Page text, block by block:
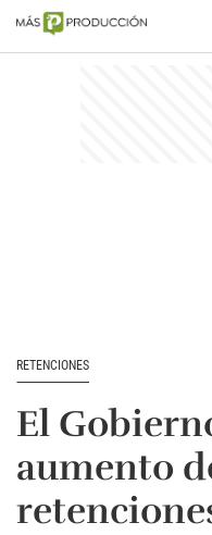
RETENCIONES
El
aumento